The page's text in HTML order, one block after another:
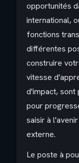
opportunités
international,
fonctions
différentes
construire
vitesse
d'impact, sont
pour
saisir à
externe.
Le poste à